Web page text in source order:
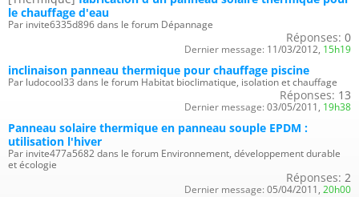
le chauffage d'eau
Par invite6335d896 dans le forum Dépannage
Réponses: 0
Dernier message: 11/03/2012, 15h19
inclinaison panneau thermique pour chauffage piscine
Par ludocool33 dans le forum Habitat bioclimatique, isolation et chauffage
Réponses: 13
Dernier message: 03/05/2011, 19h38
Panneau solaire thermique en panneau souple EPDM :
utilisation l'hiver
Par invite477a5682 dans le forum Environnement, développement durable
et écologie
Réponses: 2
Dernier message: 05/04/2011, 20h00